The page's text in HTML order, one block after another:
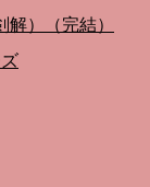
）（完結）